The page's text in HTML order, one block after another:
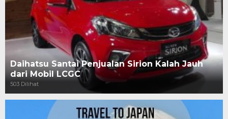
Daihatsu Santai Penjualan Sirion Kalah Jauh
dari Mobil LCGC
503 Dilihat